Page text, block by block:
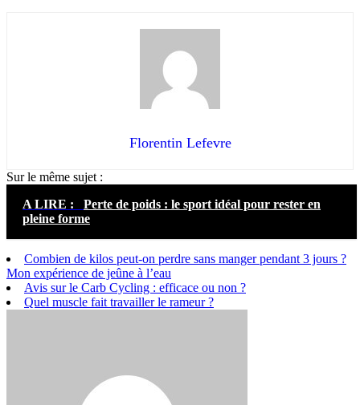
Florentin Lefevre
Sur le même sujet :
A LIRE :
Perte de poids : le sport idéal pour rester en
pleine forme
Combien de kilos peut-on perdre sans manger pendant 3 jours ?
Mon expérience de jeûne à l’eau
Avis sur le Carb Cycling : efficace ou non ?
Quel muscle fait travailler le rameur ?